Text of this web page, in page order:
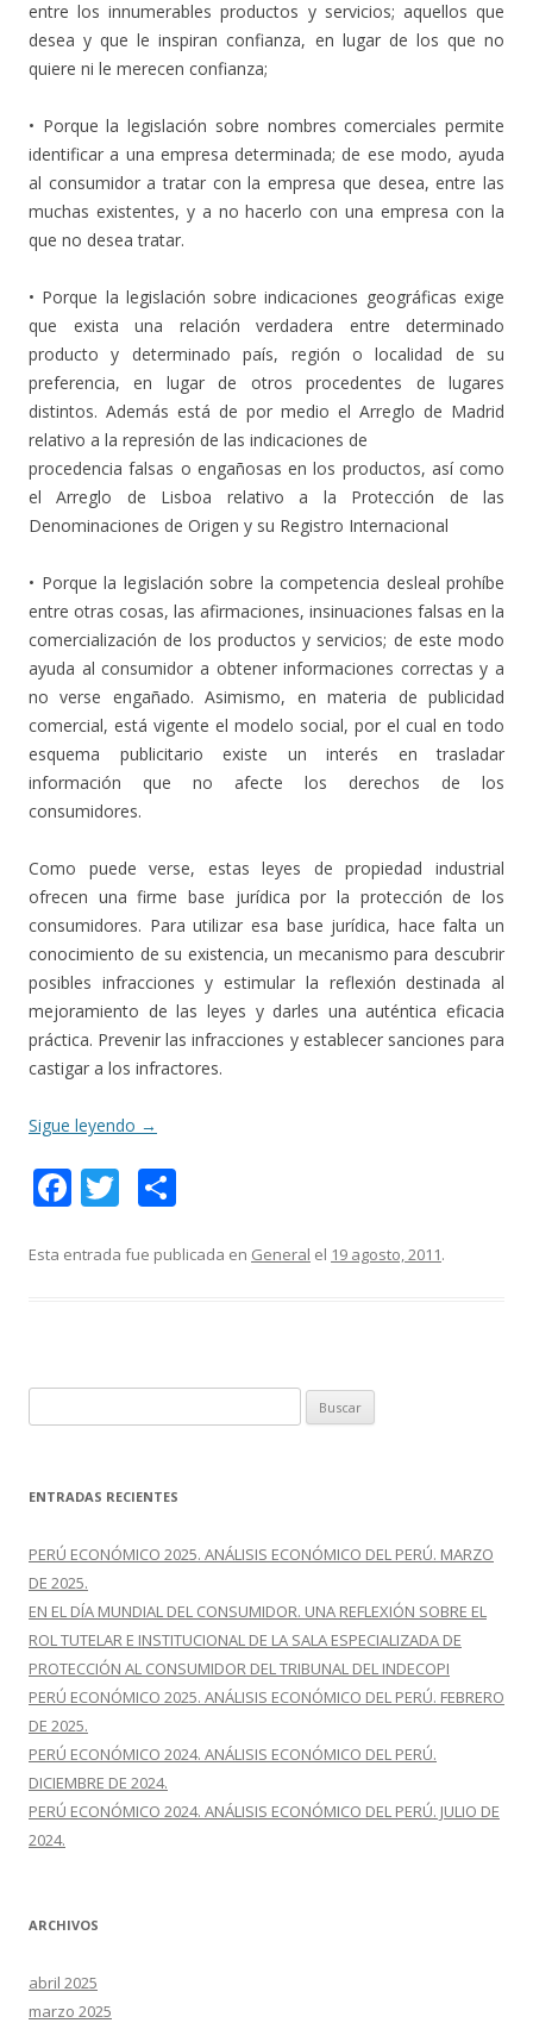
entre los innumerables productos y servicios; aquellos que
desea y que le inspiran confianza, en lugar de los que no
quiere ni le merecen confianza;
• Porque la legislación sobre nombres comerciales permite
identificar a una empresa determinada; de ese modo, ayuda
al consumidor a tratar con la empresa que desea, entre las
muchas existentes, y a no hacerlo con una empresa con la
que no desea tratar.
• Porque la legislación sobre indicaciones geográficas exige
que exista una relación verdadera entre determinado
producto y determinado país, región o localidad de su
preferencia, en lugar de otros procedentes de lugares
distintos. Además está de por medio el Arreglo de Madrid
relativo a la represión de las indicaciones de
procedencia falsas o engañosas en los productos, así como
el Arreglo de Lisboa relativo a la Protección de las
Denominaciones de Origen y su Registro Internacional
• Porque la legislación sobre la competencia desleal prohíbe
entre otras cosas, las afirmaciones, insinuaciones falsas en la
comercialización de los productos y servicios; de este modo
ayuda al consumidor a obtener informaciones correctas y a
no verse engañado. Asimismo, en materia de publicidad
comercial, está vigente el modelo social, por el cual en todo
esquema publicitario existe un interés en trasladar
información que no afecte los derechos de los
consumidores.
Como puede verse, estas leyes de propiedad industrial
ofrecen una firme base jurídica por la protección de los
consumidores. Para utilizar esa base jurídica, hace falta un
conocimiento de su existencia, un mecanismo para descubrir
posibles infracciones y estimular la reflexión destinada al
mejoramiento de las leyes y darles una auténtica eficacia
práctica. Prevenir las infracciones y establecer sanciones para
castigar a los infractores.
Sigue leyendo →
F
e
o
k
T
itt m
ti
r
Esta entrada fue publicada en General el 19 agosto, 2011.
u
c
r
:
ENTRADAS RECIENTES
PERÚ ECONÓMICO 2025. ANÁLISIS ECONÓMICO DEL PERÚ. MARZO
DE 2025.
EN EL DÍA MUNDIAL DEL CONSUMIDOR. UNA REFLEXIÓN SOBRE EL
ROL TUTELAR E INSTITUCIONAL DE LA SALA ESPECIALIZADA DE
PROTECCIÓN AL CONSUMIDOR DEL TRIBUNAL DEL INDECOPI
PERÚ ECONÓMICO 2025. ANÁLISIS ECONÓMICO DEL PERÚ. FEBRERO
DE 2025.
PERÚ ECONÓMICO 2024. ANÁLISIS ECONÓMICO DEL PERÚ.
DICIEMBRE DE 2024.
PERÚ ECONÓMICO 2024. ANÁLISIS ECONÓMICO DEL PERÚ. JULIO DE
2024.
ARCHIVOS
abril 2025
marzo 2025